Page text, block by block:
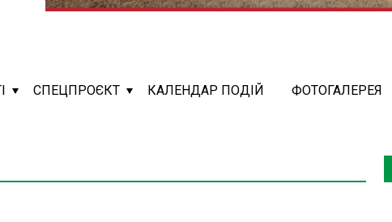
СПЕЦПРОЄКТ КАЛЕНДАР ПОДІЙ ФОТОГАЛЕРЕЯ